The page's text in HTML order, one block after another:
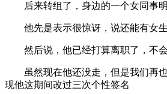
后来转组了，身边的一个女同事
他先是表示很惊讶，说还能有女
然后说，他已经打算离职了，不
虽然现在他还没走，但是我们再
现他这期间改过三次个性签名